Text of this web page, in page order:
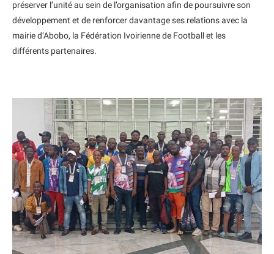
préserver l’unité au sein de l’organisation afin de poursuivre son
développement et de renforcer davantage ses relations avec la
mairie d’Abobo, la Fédération Ivoirienne de Football et les
différents partenaires.